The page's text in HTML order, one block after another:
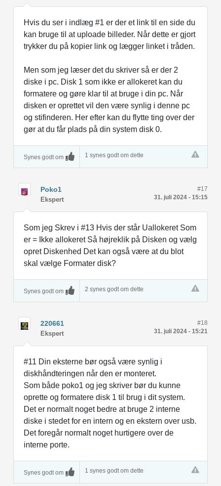
Hvis du ser i indlæg #1 er der et link til en side du
kan bruge til at uploade billeder. Når dette er gjort
trykker du på kopier link og lægger linket i tråden.
Men som jeg læser det du skriver så er der 2
diske i pc. Disk 1 som ikke er allokeret kan du
formatere og gøre klar til at bruge i din pc. Når
disken er oprettet vil den være synlig i denne pc
og stifinderen. Her efter kan du flytte ting over der
gør at du får plads på din system disk 0.
Synes godt om 1 synes godt om dette
Poko1
Ekspert 31. juli 2024 - 15:15
#17
Som jeg Skrev i #13 Hvis der står Uallokeret Som
er = Ikke allokeret Så højreklik på Disken og vælg
opret Diskenhed Det kan også være at du blot
skal vælge Formater disk?
Synes godt om 2 synes godt om dette
220661
Ekspert 31. juli 2024 - 15:21
#18
#11 Din eksterne bør også være synlig i
diskhåndteringen når den er monteret.
Som både poko1 og jeg skriver bør du kunne
oprette og formatere disk 1 til brug i dit system.
Det er normalt noget bedre at bruge 2 interne
diske i stedet for en intern og en ekstern over usb.
Det foregår normalt noget hurtigere over de
interne porte.
Synes godt om 1 synes godt om dette